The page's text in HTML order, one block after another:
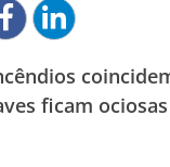
ficam ociosas